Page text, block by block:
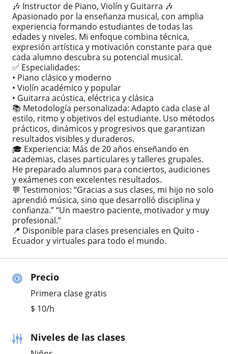
Precio
Primera clase gratis
$ 10/h
Niveles de las clases
🎶 Instructor de Piano, Violín y Guitarra 🎶
Apasionado por la enseñanza musical, con amplia
experiencia formando estudiantes de todas las
edades y niveles. Mi enfoque combina técnica,
expresión artística y motivación constante para que
cada alumno descubra su potencial musical.
✅ Especialidades:
• Piano clásico y moderno
• Violín académico y popular
• Guitarra acústica, eléctrica y clásica
📚 Metodología personalizada: Adapto cada clase al
estilo, ritmo y objetivos del estudiante. Uso métodos
prácticos, dinámicos y progresivos que garantizan
resultados visibles y duraderos.
🎓 Experiencia: Más de 20 años enseñando en
academias, clases particulares y talleres grupales.
He preparado alumnos para conciertos, audiciones
y exámenes con excelentes resultados.
💬 Testimonios: “Gracias a sus clases, mi hijo no solo
aprendió música, sino que desarrolló disciplina y
confianza.” “Un maestro paciente, motivador y muy
profesional.”
📍 Disponible para clases presenciales en Quito -
Ecuador y virtuales para todo el mundo.